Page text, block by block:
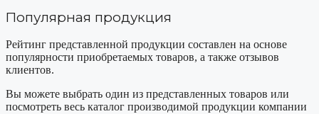
Популярная продукция
Рейтинг представленной продукции составлен на основе
популярности приобретаемых товаров, а также отзывов
клиентов.
Вы можете выбрать один из представленных товаров или
посмотреть весь каталог производимой продукции компании